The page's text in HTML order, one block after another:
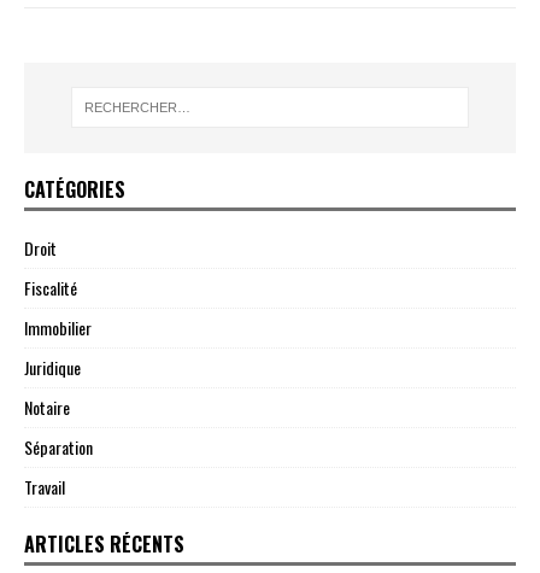
CATÉGORIES
Droit
Fiscalité
Immobilier
Juridique
Notaire
Séparation
Travail
ARTICLES RÉCENTS